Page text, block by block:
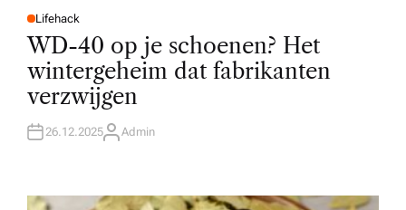
P
O
S
E
D
I
N
Lifehack
WD-40 op je schoenen? Het
wintergeheim dat fabrikanten
verzwijgen
26.12.2025A
R
Admin